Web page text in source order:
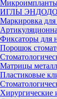
ИГЛЫ
Маркировка для
Фиксаторы для
Порошок
Матрицы
Пластиковые
Хирургические